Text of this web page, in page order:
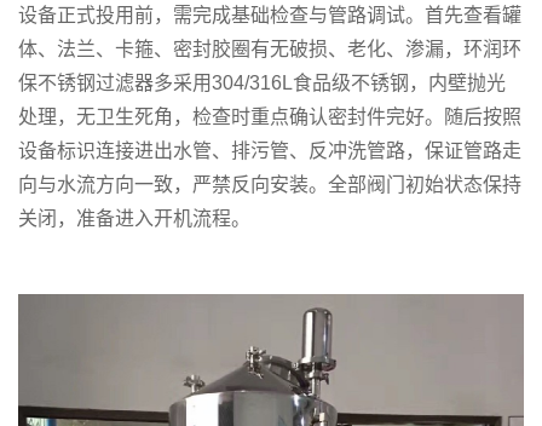
设备正式投用前，需完成基础检查与管路调试。首先查看罐
体、法兰、卡箍、密封胶圈有无破损、老化、渗漏，环润环
保不锈钢过滤器多采用304/316L食品级不锈钢，内壁抛光
处理，无卫生死角，检查时重点确认密封件完好。随后按照
设备标识连接进出水管、排污管、反冲洗管路，保证管路走
向与水流方向一致，严禁反向安装。全部阀门初始状态保持
关闭，准备进入开机流程。